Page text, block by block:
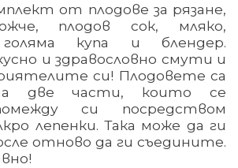
от плодове за рязане,
плодов сок, мляко,
купа и блендер.
и здравословно смути и
си! Плодовете са
две части, които се
си посредством
лепенки. Така може да ги
отново да ги съедините.